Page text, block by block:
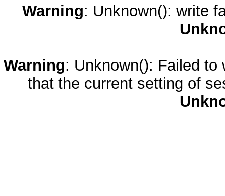
Warning: Unknown(): write
Warning: Unknown(): Failed
that the current setting of